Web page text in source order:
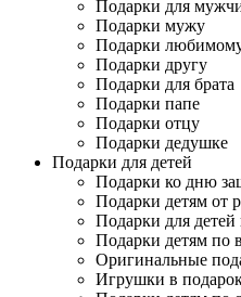
Подарки для
Подарки мужу
Подарки
Подарки другу
Подарки для брата
Подарки папе
Подарки отцу
Подарки дедушке
Подарки для детей
Подарки ко дню
Подарки детям от
Подарки для
Подарки детям по
Оригинальные
Игрушки в